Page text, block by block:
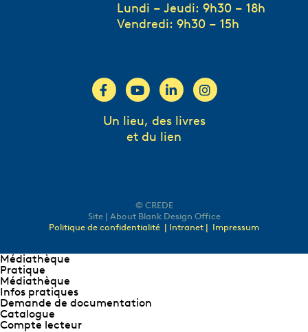
Lundi – Jeudi: 9h30 – 18h
Vendredi: 9h30 – 15h
Un lieu, des livres
et du lien
© CREDE
Site | About Blank Design Office
Politique de confidentialité | Intranet | Impressum
Médiathèque
Pratique
Médiathèque
Infos pratiques
Demande de documentation
Catalogue
Compte lecteur